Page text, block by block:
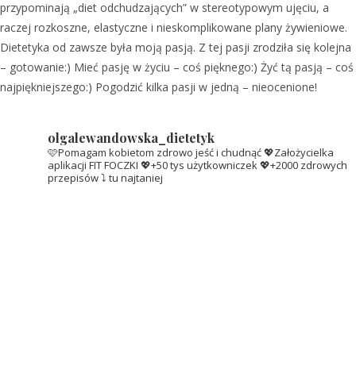
przypominają „diet odchudzających” w stereotypowym ujęciu, a
raczej rozkoszne, elastyczne i nieskomplikowane plany żywieniowe.
Dietetyka od zawsze była moją pasją. Z tej pasji zrodziła się kolejna
– gotowanie:) Mieć pasję w życiu – coś pięknego:) Żyć tą pasją – coś
najpiękniejszego:) Pogodzić kilka pasji w jedną – nieocenione!
olgalewandowska_dietetyk
🩷Pomagam kobietom zdrowo jeść i chudnąć💖Założycielka
aplikacji FIT FOCZKI 💖+50 tys użytkowniczek💖+2000 zdrowych
przepisów ⤵️ tu najtaniej